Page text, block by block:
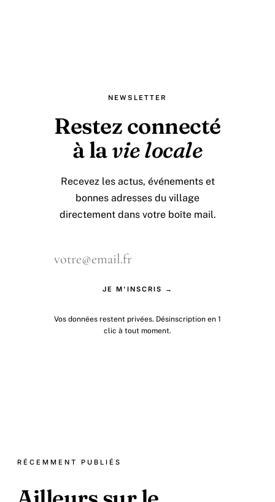
NEWSLETTER
Restez connecté
à lavie locale
Recevez les actus, événements et
bonnes adresses du village
directement dans votre boîte mail.
JE M'INSCRIS →
Vos données restent privées. Désinscription en 1
clic à tout moment.
RÉCEMMENT PUBLIÉS